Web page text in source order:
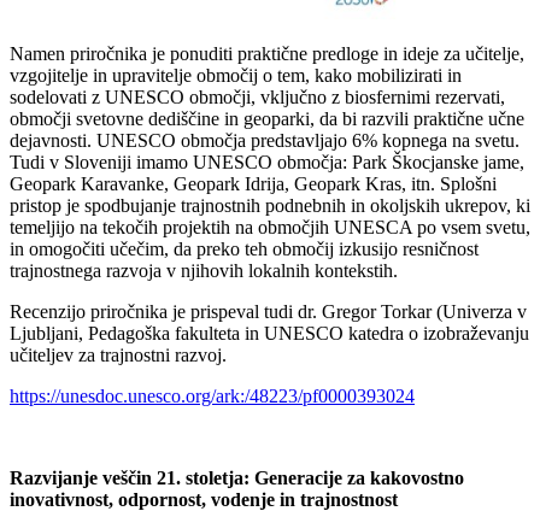
Namen priročnika je ponuditi praktične predloge in ideje za učitelje,
vzgojitelje in upravitelje območij o tem, kako mobilizirati in
sodelovati z UNESCO območji, vključno z biosfernimi rezervati,
območji svetovne dediščine in geoparki, da bi razvili praktične učne
dejavnosti. UNESCO območja predstavljajo 6% kopnega na svetu.
Tudi v Sloveniji imamo UNESCO območja: Park Škocjanske jame,
Geopark Karavanke, Geopark Idrija, Geopark Kras, itn. Splošni
pristop je spodbujanje trajnostnih podnebnih in okoljskih ukrepov, ki
temeljijo na tekočih projektih na območjih UNESCA po vsem svetu,
in omogočiti učečim, da preko teh območij izkusijo resničnost
trajnostnega razvoja v njihovih lokalnih kontekstih.
Recenzijo priročnika je prispeval tudi dr. Gregor Torkar (Univerza v
Ljubljani, Pedagoška fakulteta in UNESCO katedra o izobraževanju
učiteljev za trajnostni razvoj.
https://unesdoc.unesco.org/ark:/48223/pf0000393024
Razvijanje veščin 21. stoletja: Generacije za kakovostno
inovativnost, odpornost, vodenje in trajnostnost